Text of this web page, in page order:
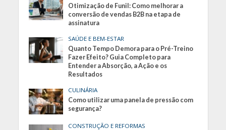
Otimização de Funil: Como melhorar a
conversão de vendas B2B na etapa de
assinatura
SAÚDE E BEM-ESTAR
Quanto Tempo Demora para o Pré-Treino
Fazer Efeito? Guia Completo para
Entender a Absorção, a Ação e os
Resultados
CULINÁRIA
Como utilizar uma panela de pressão com
segurança?
CONSTRUÇÃO E REFORMAS